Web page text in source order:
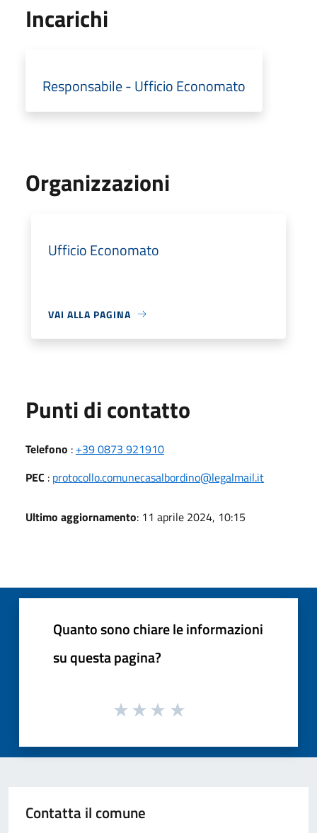
Incarichi
Responsabile - Ufficio Economato
Organizzazioni
Ufficio Economato
VAI ALLA PAGINA
Punti di contatto
Telefono : +39 0873 921910
PEC : protocollo.comunecasalbordino@legalmail.it
Ultimo aggiornamento: 11 aprile 2024, 10:15
Quanto sono chiare le informazioni
su questa pagina?
Contatta il comune